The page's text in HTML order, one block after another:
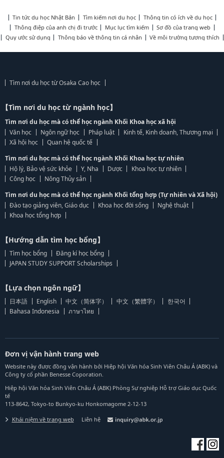
Tin tức du học Nhật Bản Tìm kiếm nơi du học
Thông tin có ích về du học
Thông điệp của anh chị đi trước
Mục lục tìm kiếm
Sơ đồ của trang web
Quy ước sử dụng
Thông báo về thông tin cá nhân Về môi trường tương thích
Tìm nơi du học từ Osaka Cao học
【Tìm nơi du học từ ngành học】
Tìm nơi du học mà có thể học ngành Khối Khoa học xã hội
Văn học
Ngôn ngữ học Pháp luật
Kinh tế, Kinh doanh, Thương mại
Xã hội học
Quan hệ quốc tế
Tìm nơi du học mà có thể học ngành Khối Khoa học tự nhiên
Hộ lý, Bảo vệ sức khỏe
Y, Nha Dược
Khoa học tự nhiên
Công học
Nông Thủy sản
Tìm nơi du học mà có thể học ngành Khối tổng hợp (Tự nhiên và Xã hội)
Đào tạo giảng viên, Giáo dục
Khoa học đời sống
Nghệ thuật
Khoa học tổng hợp
【Hướng dẫn tìm học bổng】
Tìm học bổng
Đăng kí học bổng
JAPAN STUDY SUPPORT Scholarships
【Lựa chọn ngôn ngữ】
日本語 English 中文（简体字） 中文（繁體字）
한국어
Bahasa Indonesia
ภาษาไทย
Đơn vị vận hành trang web
Website này được đồng vận hành bởi Hiệp hội Văn hóa Sinh Viên Châu Á (ABK) và
Công ty cổ phần Benesse Coporation.
Hiệp hội Văn hóa Sinh Viên Châu Á (ABK) Phòng Sự nghiệp Hỗ trợ Giáo dục Quốc
tế
113-8642, Tokyo-to Bunkyo-ku Honkomagome 2-12-13
Khái niệm về trang web Liên hệ